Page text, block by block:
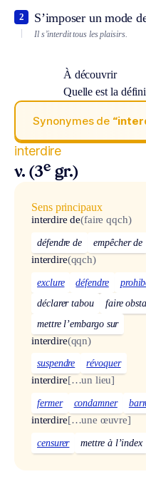
S’imposer un mode
2
Il s’interdit tous les plaisirs.
À découvrir
Quelle est la
Synonymes de
interdire
v. (3e gr.)
Sens principaux
interdire de(faire qqch)
défendre de empêcher de
interdire(qqch)
exclure défendre
déclarer tabou
faire
mettre l’embargo sur
interdire(qqn)
suspendre révoquer
interdire[…un lieu]
fermer condamner
interdire[…une œuvre]
censurer mettre à l’index